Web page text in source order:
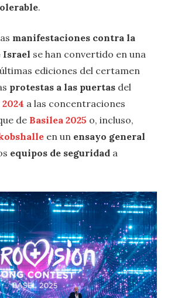
.
manifestaciones contra la
Israel se han convertido en una
ediciones del certamen
protestas a las puertas del
2024 a las concentraciones
de Basilea 2025 o, incluso,
en un ensayo general
equipos de seguridad a